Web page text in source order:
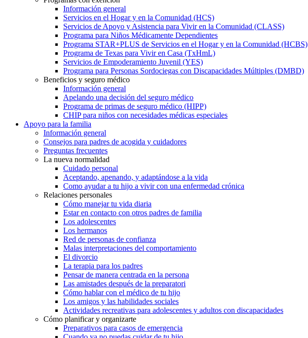
Información general
Servicios en el Hogar y en la Comunidad (HCS)
Servicios de Apoyo y Asistencia para Vivir en la Comunidad (CLASS)
Programa para Niños Médicamente Dependientes
Programa STAR+PLUS de Servicios en el Hogar y en la Comunidad (HCBS)
Programa de Texas para Vivir en Casa (TxHmL)
Servicios de Empoderamiento Juvenil (YES)
Programa para Personas Sordociegas con Discapacidades Múltiples (DMBD)
Beneficios y seguro médico
Información general
Apelando una decisión del seguro médico
Programa de primas de seguro médico (HIPP)
CHIP para niños con necesidades médicas especiales
Apoyo para la familia
Información general
Consejos para padres de acogida y cuidadores
Preguntas frecuentes
La nueva normalidad
Cuidado personal
Aceptando, apenando, y adaptándose a la vida
Como ayudar a tu hijo a vivir con una enfermedad crónica
Relaciones personales
Cómo manejar tu vida diaria
Estar en contacto con otros padres de familia
Los adolescentes
Los hermanos
Red de personas de confianza
Malas interpretaciones del comportamiento
El divorcio
La terapia para los padres
Pensar de manera centrada en la persona
Las amistades después de la preparatori
Cómo hablar con el médico de tu hijo
Los amigos y las habilidades sociales
Actividades recreativas para adolescentes y adultos con discapacidades
Cómo planificar y organizarte
Preparativos para casos de emergencia